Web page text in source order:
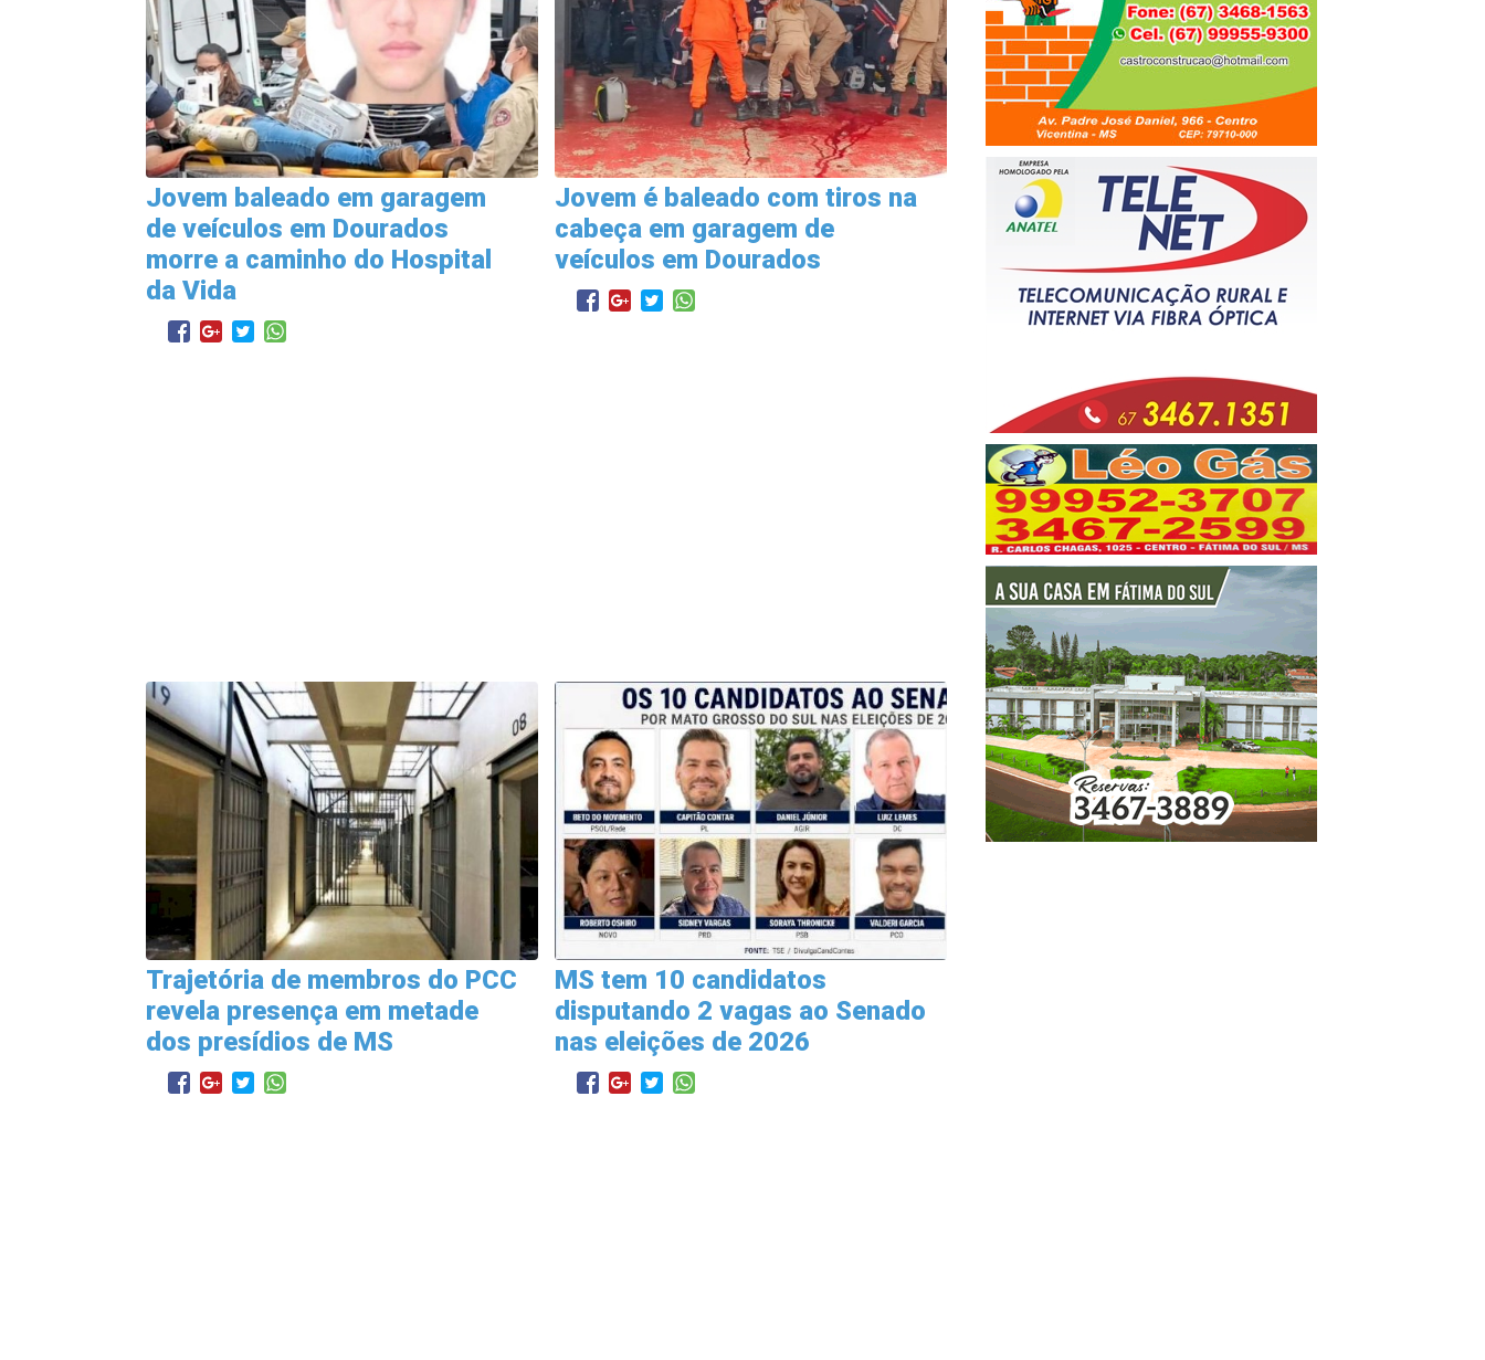
Jovem baleado em garagem
de veículos em Dourados
morre a caminho do Hospital
da Vida
Jovem é baleado com tiros na
cabeça em garagem de
veículos em Dourados
Trajetória de membros do PCC
revela presença em metade
dos presídios de MS
MS tem 10 candidatos
disputando 2 vagas ao Senado
nas eleições de 2026